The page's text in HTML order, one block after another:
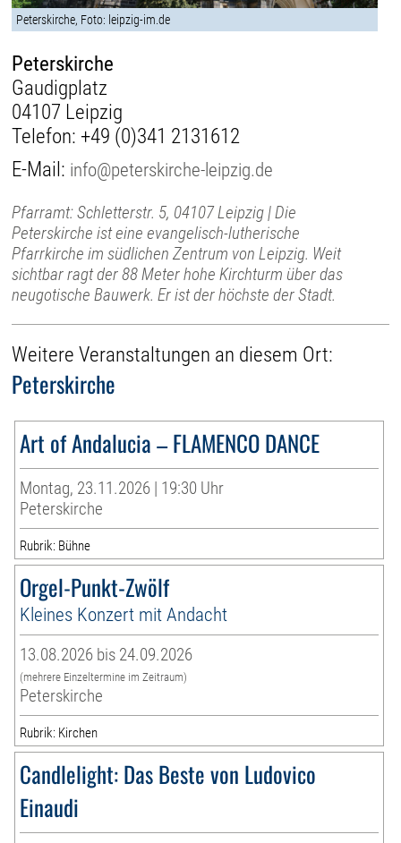
Peterskirche, Foto: leipzig-im.de
Peterskirche
Gaudigplatz
04107 Leipzig
Telefon: +49 (0)341 2131612
E-Mail: info@peterskirche-leipzig.de
Pfarramt: Schletterstr. 5, 04107 Leipzig | Die
Peterskirche ist eine evangelisch-lutherische
Pfarrkirche im südlichen Zentrum von Leipzig. Weit
sichtbar ragt der 88 Meter hohe Kirchturm über das
neugotische Bauwerk. Er ist der höchste der Stadt.
Weitere Veranstaltungen an diesem Ort:
Peterskirche
Art of Andalucia – FLAMENCO DANCE
Montag, 23.11.2026 | 19:30 Uhr
Peterskirche
Rubrik: Bühne
Orgel-Punkt-Zwölf
Kleines Konzert mit Andacht
13.08.2026 bis 24.09.2026
(mehrere Einzeltermine im Zeitraum)
Peterskirche
Rubrik: Kirchen
Candlelight: Das Beste von Ludovico
Einaudi